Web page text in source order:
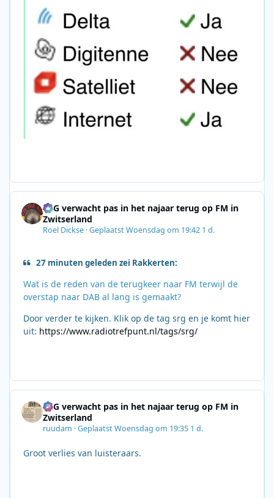
SRG verwacht pas in het najaar terug op FM in
Zwitserland
Roel Dickse ·GeplaatstWoensdag om 19:42 1 d.
27 minuten geleden zei Rakkerten:
Wat is de reden van de terugkeer naar FM terwijl de
overstap naar DAB al lang is gemaakt?
Door verder te kijken. Klik op de tag srg en je komt hier
uit: https://www.radiotrefpunt.nl/tags/srg/
SRG verwacht pas in het najaar terug op FM in
Zwitserland
ruudam ·GeplaatstWoensdag om 19:35 1 d.
Groot verlies van luisteraars.